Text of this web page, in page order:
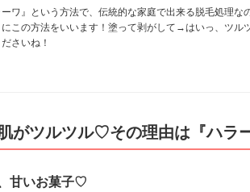
ワ』という方法で、伝統的な家庭で出来る脱毛処理な
この方法をいいます！塗って剥がして→はいっ、ツル
さいね！
がツルツル♡その理由は『ハラー
甘いお菓子♡